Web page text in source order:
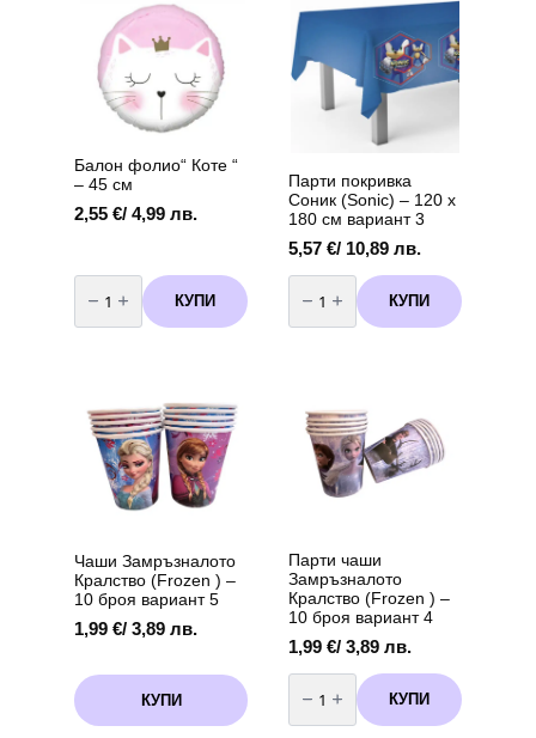
броя 33
см,
12
броя
Балон фолио“ Коте “
– 45 см
2,55 €/ 4,99 лв.
количество
за
Балон
фолио"
см
КУПИ
Парти покривка
Соник (Sonic) – 120 х
180 см вариант 3
5,57 €/ 10,89 лв.
количество
за
Парти
покривка
180
см
вариант
КУПИ
Чаши Замръзналото
Кралство (Frozen ) –
10 броя вариант 5
1,99 €/ 3,89 лв.
КУПИ
Парти чаши
Замръзналото
Кралство (Frozen ) –
10 броя вариант 4
1,99 €/ 3,89 лв.
количество
за
Парти
чаши
КУПИ